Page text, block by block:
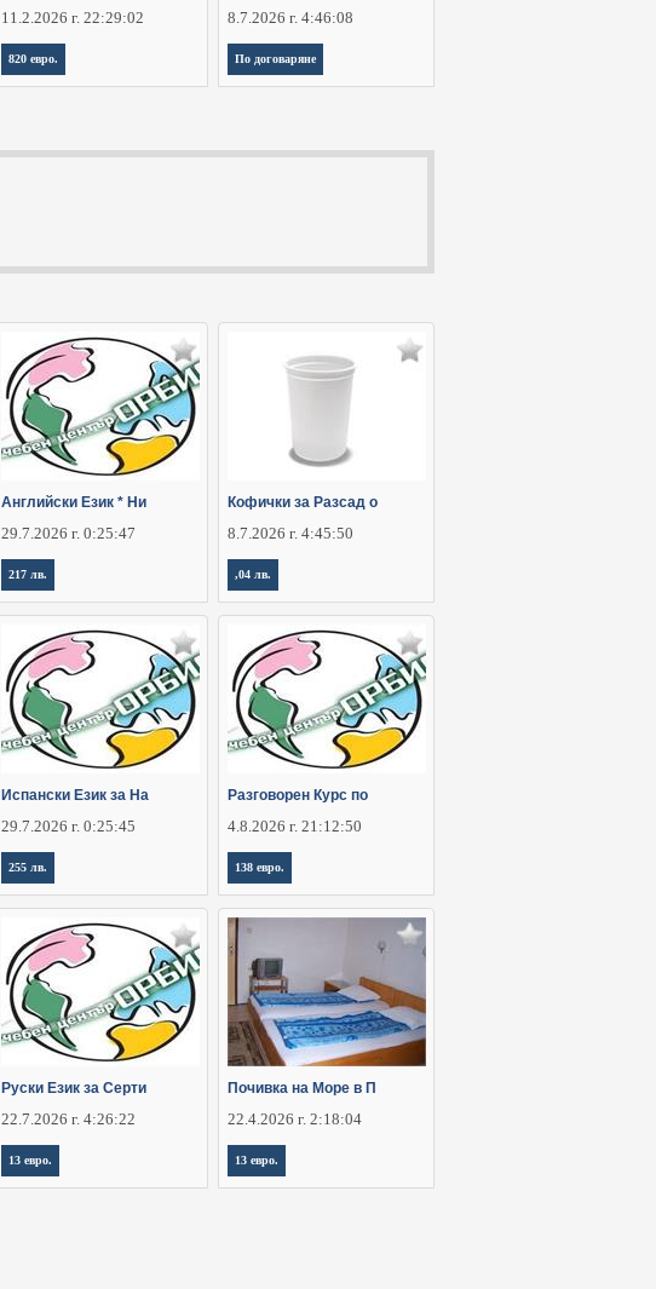
11.2.2026 г. 22:29:02
820 евро.
8.7.2026 г. 4:46:08
По договаряне
Английски Език * Ни
29.7.2026 г. 0:25:47
217 лв.
Кофички за Разсад о
8.7.2026 г. 4:45:50
,04 лв.
Испански Език за На
29.7.2026 г. 0:25:45
255 лв.
Разговорен Курс по
4.8.2026 г. 21:12:50
138 евро.
Руски Език за Серти
22.7.2026 г. 4:26:22
13 евро.
Почивка на Море в П
22.4.2026 г. 2:18:04
13 евро.